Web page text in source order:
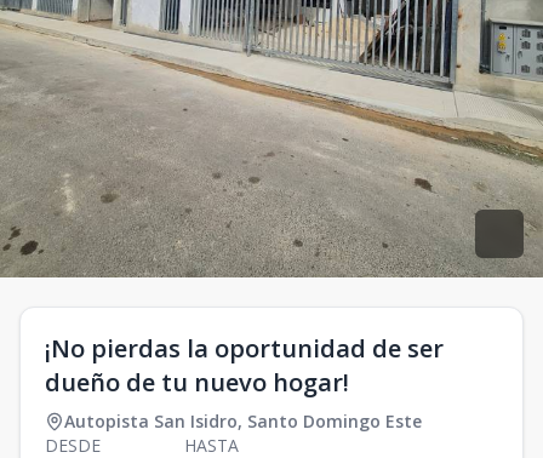
¡No pierdas la oportunidad de ser
dueño de tu nuevo hogar!
Autopista San Isidro, Santo Domingo Este
DESDE
HASTA